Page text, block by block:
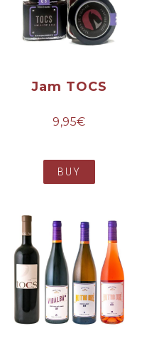
Jam TOCS
9,95€
BUY